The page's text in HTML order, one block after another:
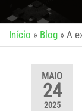
Início » Blog » A
MAIO
24
2025